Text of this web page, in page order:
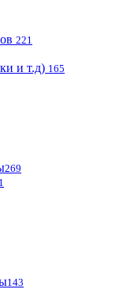
221
и т.д) 165
269
1
143